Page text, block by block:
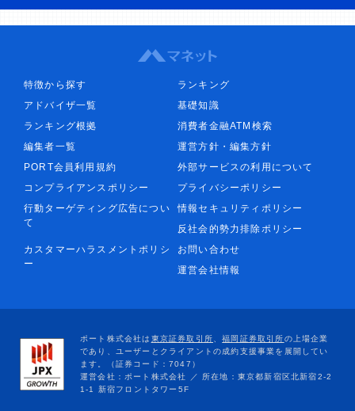
特徴から探す
ランキング
アドバイザ一覧
基礎知識
ランキング根拠
消費者金融ATM検索
編集者一覧
運営方針・編集方針
PORT会員利用規約
外部サービスの利用について
コンプライアンスポリシー
プライバシーポリシー
行動ターゲティング広告につい
て
情報セキュリティポリシー
反社会的勢力排除ポリシー
カスタマーハラスメントポリシ
ー
お問い合わせ
運営会社情報